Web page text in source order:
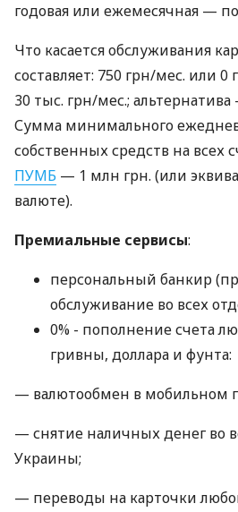
годовая или ежемесячная —
Что касается обслуживания
составляет: 750 грн/мес. или 0
30 тыс. грн/мес.;
Сумма минимального
собственных средств на всех
ПУМБ — 1 млн грн. (или
валюте).
Премиальные сервисы:
персональный банкир
обслуживание во всех
0% - пополнение счета
гривны, доллара и фунта:
— валютообмен в мобильном
— снятие наличных денег во
Украины;
— переводы на карточки